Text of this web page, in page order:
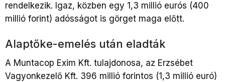
rendelkezik. Igaz, közben egy 1,3 millió eurós (400
millió forint) adósságot is görget maga előtt.
Alaptőke-emelés után eladták
A Muntacop Exim Kft. tulajdonosa, az Erzsébet
Vagyonkezelő Kft. 396 millió forintos (1,3 millió euró)